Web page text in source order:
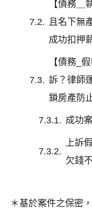
【債務＿
且名下無
成功扣押
【債務_
訴？律師
鎖房產防
成功
上訴
欠錢
＊基於案件之保密